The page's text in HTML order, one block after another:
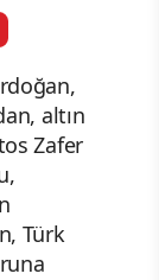
altın
Zafer
Türk